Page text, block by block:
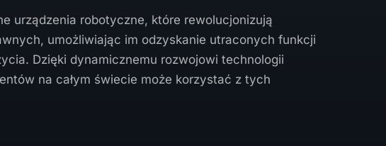
urządzenia robotyczne, które rewolucjonizują
umożliwiając im odzyskanie utraconych funkcji
Dzięki dynamicznemu rozwojowi technologii
na całym świecie może korzystać z tych